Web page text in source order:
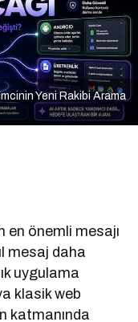
Yeni Rakibi Arama
en önemli mesajı
mesaj daha
uygulama
klasik web
katmanında